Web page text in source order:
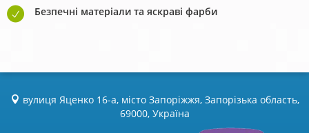
Безпечні матеріали та яскраві фарби
вулиця Яценко 16-а, місто Запоріжжя, Запорізька область,
69000, Україна